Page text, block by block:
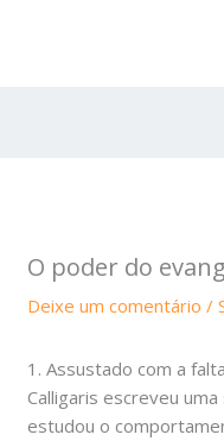
O poder do
Deixe um comentário /
1. Assustado com a
Calligaris escreveu
estudou o